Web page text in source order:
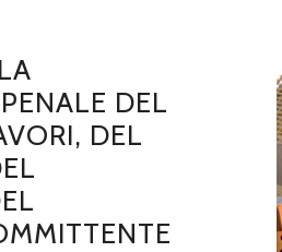
DEL
DEL